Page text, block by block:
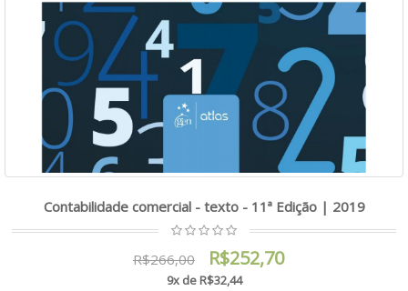
Contabilidade comercial - texto - 11ª Edição | 2019
R$266,00 R$252,70
9x de R$32,44